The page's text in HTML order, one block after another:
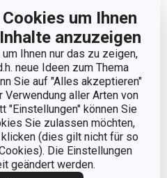
um Ihnen
anzuzeigen
Ihnen nur das zu zeigen,
neue Ideen zum Thema
Sie auf "Alles akzeptieren"
aller Arten von
"Einstellungen" können Sie
Sie zulassen möchten,
(dies gilt nicht für so
Die Einstellungen
geändert werden.
Abtropfkorb für
Küchenutensilien ONLINE
15,90 €
Auf Lager
Warenkorb